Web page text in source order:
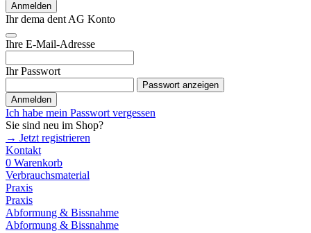
Anmelden
Ihr dema dent AG Konto
Ihre E-Mail-Adresse
Ihr Passwort
Passwort anzeigen
Anmelden
Ich habe mein Passwort vergessen
Sie sind neu im Shop?
→ Jetzt registrieren
Kontakt
0 Warenkorb
Verbrauchsmaterial
Praxis
Praxis
Abformung & Bissnahme
Abformung & Bissnahme